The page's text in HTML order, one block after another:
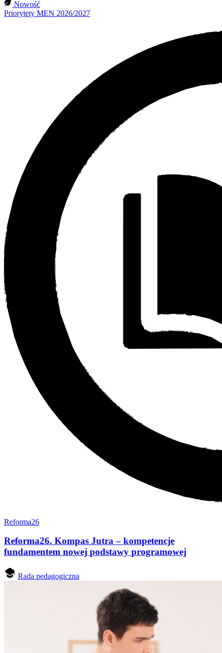
Nowość
Priorytety MEN 2026/2027
Reforma26
Reforma26. Kompas Jutra – kompetencje
fundamentem nowej podstawy programowej
Rada pedagogiczna